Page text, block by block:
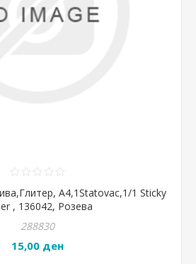
А4,1Statovac,1/1 Sticky
, 136042, Розева
288830
15,00 ден